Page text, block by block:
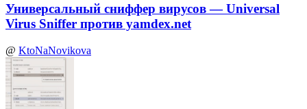
Универсальный сниффер вирусов — Universal
Virus Sniffer против yamdex.net
@ KtoNaNovikova